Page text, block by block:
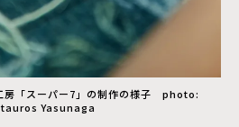
房「スーパー7」の制作の様子 photo:
Yasunaga